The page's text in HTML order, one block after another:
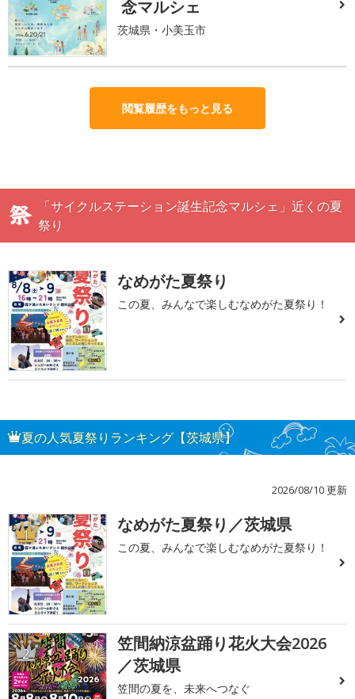
念マルシェ
茨城県・小美玉市
閲覧履歴をもっと見る
「サイクルステーション誕生記念マルシェ」近くの夏
祭り
なめがた夏祭り
この夏、みんなで楽しむなめがた夏祭り！
夏の人気夏祭りランキング【茨城県】
2026/08/10 更新
1 なめがた夏祭り／茨城県
この夏、みんなで楽しむなめがた夏祭り！
2
笠間納涼盆踊り花火大会2026
／茨城県
笠間の夏を、未来へつなぐ